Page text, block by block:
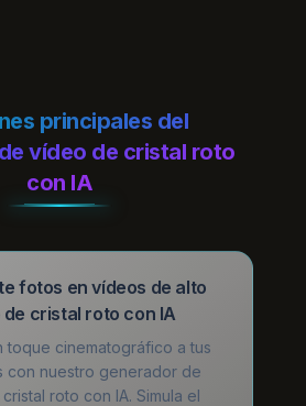
principales del
vídeo de cristal roto
con IA
fotos en vídeos de alto
cristal roto con IA
toque cinematográfico a tus
con nuestro generador de
roto con IA. Simula el